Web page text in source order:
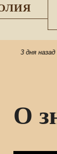
3 дня назад
О